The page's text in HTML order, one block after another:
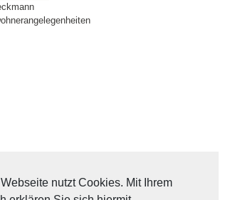
nutzt Cookies. Mit Ihrem
AKTUELLES